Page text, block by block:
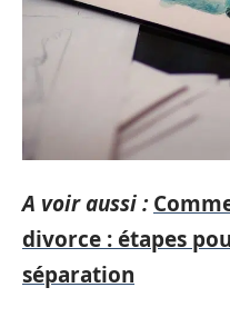
A voir aussi :
divorce : étapes
séparation